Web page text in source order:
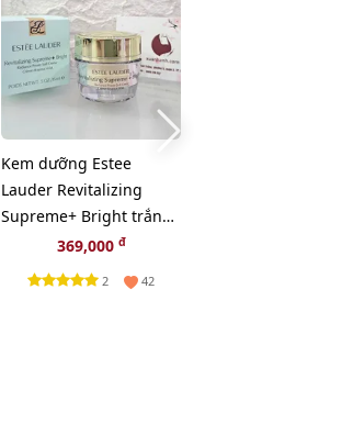
Kem dưỡng Estee
Lauder Revitalizing
Supreme+ Bright trắng
sáng da toàn diện, 15ml
369,000 đ
2 42